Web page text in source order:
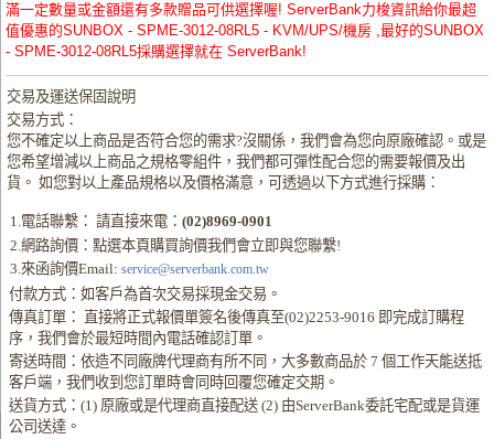
滿一定數量或金額還有多款贈品可供選擇喔! ServerBank力梭資訊給你最超
值優惠的SUNBOX - SPME-3012-08RL5 - KVM/UPS/機房 ,最好的SUNBOX
- SPME-3012-08RL5採購選擇就在 ServerBank!
交易及運送保固說明
交易方式：
您不確定以上商品是否符合您的需求?沒關係，我們會為您向原廠確認。或是
您希望增減以上商品之規格零組件，我們都可彈性配合您的需要報價及出
貨。 如您對以上產品規格以及價格滿意，可透過以下方式進行採購：
1.電話聯繫： 請直接來電：(02)8969-0901
2.網路詢價：點選本頁購買詢價我們會立即與您聯繫!
3.來函詢價Email: service@serverbank.com.tw
付款方式：如客戶為首次交易採現金交易。
傳真訂單： 直接將正式報價單簽名後傳真至(02)2253-9016 即完成訂購程
序，我們會於最短時間內電話確認訂單。
寄送時間：依造不同廠牌代理商有所不同，大多數商品於 7 個工作天能送抵
客戶端，我們收到您訂單時會同時回覆您確定交期。
送貨方式：(1) 原廠或是代理商直接配送 (2) 由ServerBank委託宅配或是貨運
公司送達。